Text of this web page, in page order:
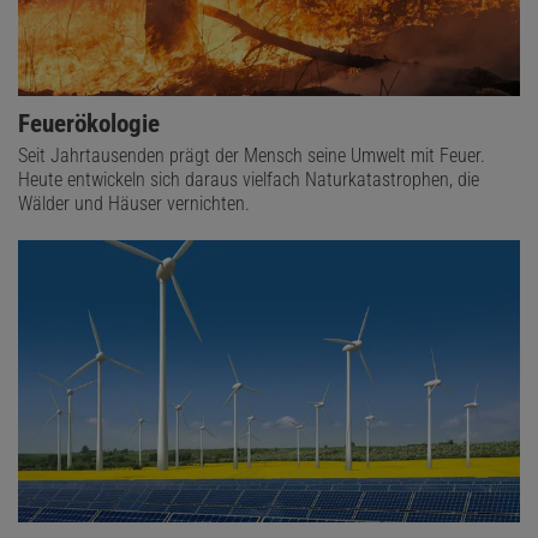
Feuerökologie
Seit Jahrtausenden prägt der Mensch seine Umwelt mit Feuer.
Heute entwickeln sich daraus vielfach Naturkatastrophen, die
Wälder und Häuser vernichten.